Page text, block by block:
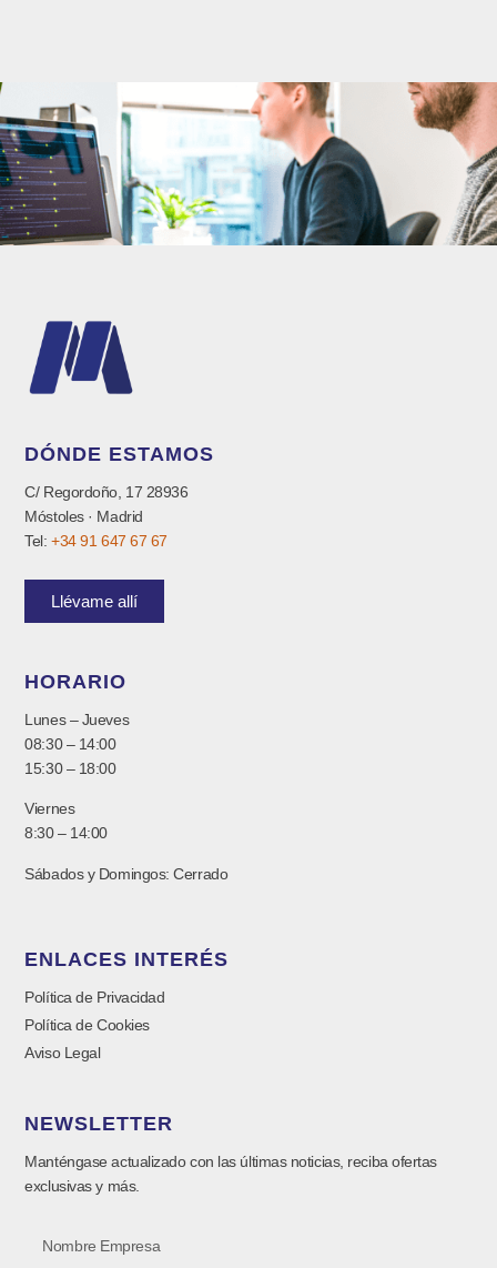
DÓNDE ESTAMOS
C/ Regordoño, 17 28936
Móstoles · Madrid
Tel:+34 91 647 67 67
Llévame allí
HORARIO
Lunes – Jueves
08:30 – 14:00
15:30 – 18:00
Viernes
8:30 – 14:00
Sábados y Domingos: Cerrado
ENLACES INTERÉS
Política de Privacidad
Política de Cookies
Aviso Legal
NEWSLETTER
Manténgase actualizado con las últimas noticias, reciba ofertas
exclusivas y más.